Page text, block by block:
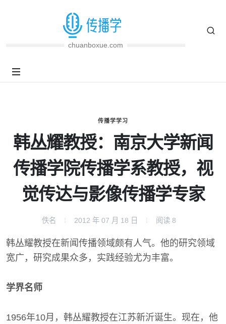
chuanboxue.com
传播学学习
韩丛耀教授：南京大学新闻
传播学院传播学系教授，视
觉传达与影像传播学专家
佚名 2012 年 07 月 18 日 阅读 8
韩丛耀教授在新闻传播领域颇有人气。他的研究领域
宽广，研究成果众多，实践经验尤为丰富。
学界名师
1956年10月，韩丛耀教授在江苏新沂诞生。现在，他